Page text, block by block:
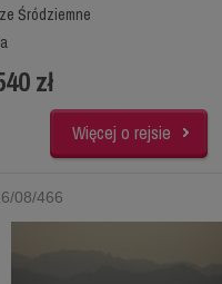
Śródziemne
zł
Więcej o rejsie
08/466